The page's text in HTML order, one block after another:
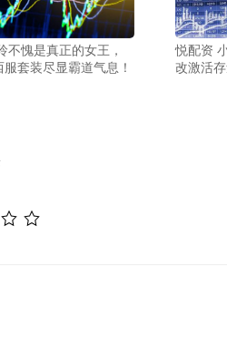
不愧是真正的女王，
套装尽显霸道气息！
悦配资
改激活